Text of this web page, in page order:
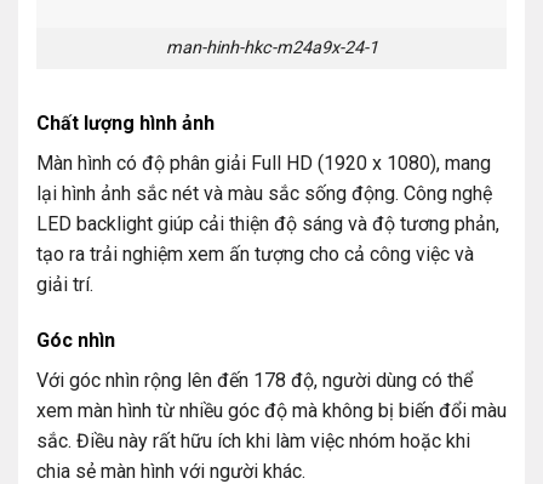
man-hinh-hkc-m24a9x-24-1
Chất lượng hình ảnh
Màn hình có độ phân giải Full HD (1920 x 1080), mang
lại hình ảnh sắc nét và màu sắc sống động. Công nghệ
LED backlight giúp cải thiện độ sáng và độ tương phản,
tạo ra trải nghiệm xem ấn tượng cho cả công việc và
giải trí.
Góc nhìn
Với góc nhìn rộng lên đến 178 độ, người dùng có thể
xem màn hình từ nhiều góc độ mà không bị biến đổi màu
sắc. Điều này rất hữu ích khi làm việc nhóm hoặc khi
chia sẻ màn hình với người khác.